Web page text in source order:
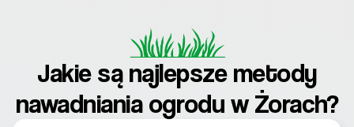
Jakie są najlepsze metody
nawadniania ogrodu w Żorach?